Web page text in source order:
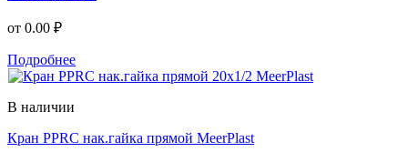
от 0.00 ₽
Подробнее
В наличии
Кран PPRC нак.гайка прямой MeerPlast